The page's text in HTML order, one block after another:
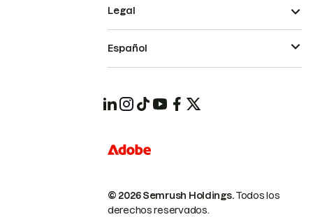
© 2026 Semrush Holdings.Todos los
derechos reservados.
Legal
Español